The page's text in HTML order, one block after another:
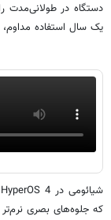
دستگاه در
یک سال استفاده مداوم، به کمتر از ۵
که جلوه‌های بصری نرم‌تر